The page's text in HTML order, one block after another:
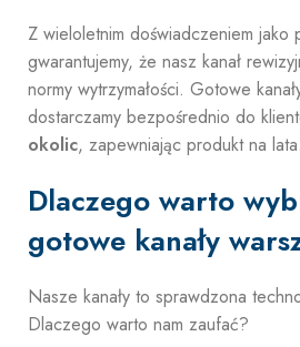
Z wieloletnim doświadczeniem jako
gwarantujemy, że nasz kanał
normy wytrzymałości. Gotowe
dostarczamy bezpośrednio do
okolic, zapewniając produkt na lata.
Dlaczego warto
gotowe kanały
Nasze kanały to sprawdzona
Dlaczego warto nam zaufać?